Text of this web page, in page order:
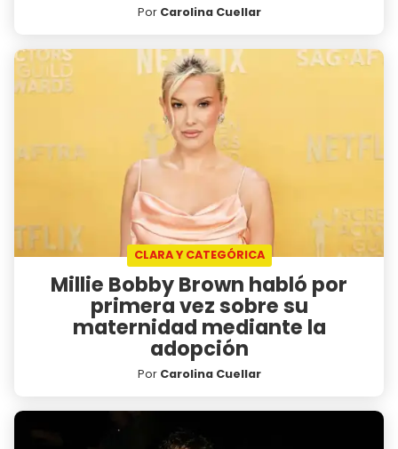
Por Carolina Cuellar
CLARA Y CATEGÓRICA
Millie Bobby Brown habló por
primera vez sobre su
maternidad mediante la
adopción
Por Carolina Cuellar